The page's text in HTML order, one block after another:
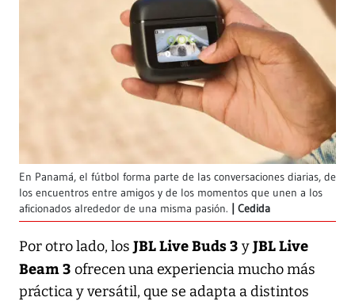
En Panamá, el fútbol forma parte de las conversaciones diarias, de
los encuentros entre amigos y de los momentos que unen a los
aficionados alrededor de una misma pasión.
Cedida
Por otro lado, los JBL Live Buds 3 yJBL Live
Beam 3 ofrecen una experiencia mucho más
práctica y versátil, que se adapta a distintos